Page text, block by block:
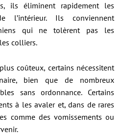
ils éliminent rapidement les
l’intérieur. Ils conviennent
qui ne tolèrent pas les
colliers.
coûteux, certains nécessitent
bien que de nombreux
sans ordonnance. Certains
à les avaler et, dans de rares
comme des vomissements ou